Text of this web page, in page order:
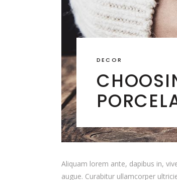
DECOR
Aliquam lorem ante, dapibus in,
augue. Curabitur ullamcorper